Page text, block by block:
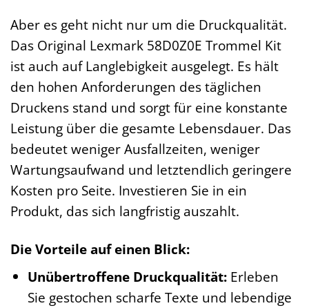
Aber es geht nicht nur um die Druckqualität.
Das Original Lexmark 58D0Z0E Trommel Kit
ist auch auf Langlebigkeit ausgelegt. Es hält
den hohen Anforderungen des täglichen
Druckens stand und sorgt für eine konstante
Leistung über die gesamte Lebensdauer. Das
bedeutet weniger Ausfallzeiten, weniger
Wartungsaufwand und letztendlich geringere
Kosten pro Seite. Investieren Sie in ein
Produkt, das sich langfristig auszahlt.
Die Vorteile auf einen Blick:
Unübertroffene Druckqualität:Erleben
Sie gestochen scharfe Texte und lebendige